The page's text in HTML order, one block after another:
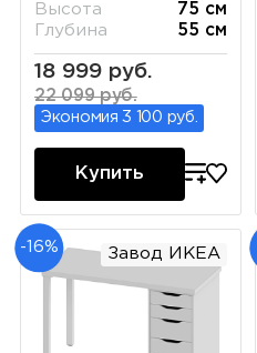
Высота
75 см
Глубина
55 см
18 999 руб.
22 099 руб.
Экономия 3 100 руб.
Купить
-16% Завод ИКЕА